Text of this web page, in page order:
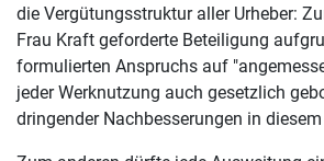
die Vergütungsstruktur aller Urheber:
Frau Kraft geforderte Beteiligung
formulierten Anspruchs auf
jeder Werknutzung auch gesetzlich
dringender Nachbesserungen in